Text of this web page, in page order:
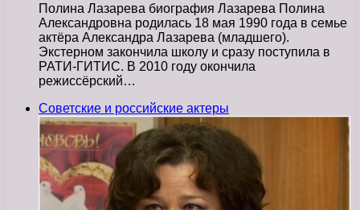
Полина Лазарева биография Лазарева Полина
Александровна родилась 18 мая 1990 года в семье
актёра Александра Лазарева (младшего).
Экстерном закончила школу и сразу поступила в
РАТИ-ГИТИС. В 2010 году окончила
режиссёрский…
Советские и российские актеры